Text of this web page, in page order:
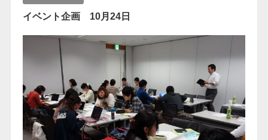
イベント企画 10月24日